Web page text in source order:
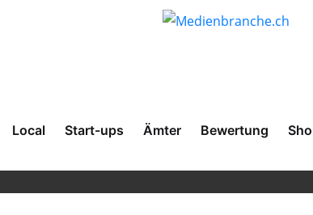
Local Start-ups Ämter Bewertung